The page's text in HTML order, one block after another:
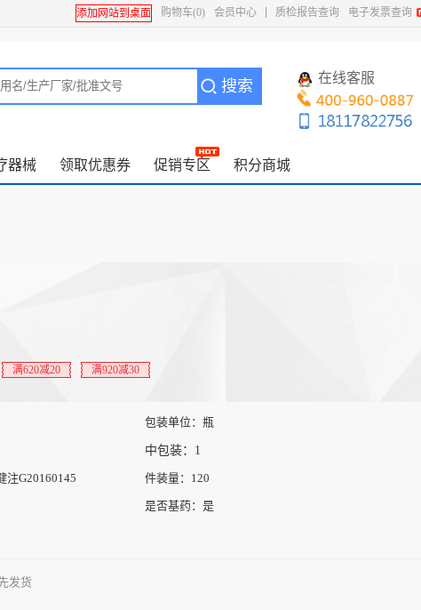
添加网站到桌面 购物车(0) 会员中心 质检报告查询 电子发票查询
搜索 在线客服
器械 领取优惠券 促销专区 积分商城
满620减20 满920减30
包装单位： 瓶
中包装： 1
注G20160145 件装量： 120
是否基药： 是
发货